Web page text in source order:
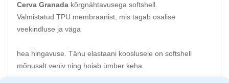
Cerva Granada kõrgnähtavusega softshell.
Valmistatud TPU membraanist, mis tagab osalise
veekindluse ja väga
hea hingavuse. Tänu elastaani kooslusele on softshell
mõnusalt veniv ning hoiab ümber keha.